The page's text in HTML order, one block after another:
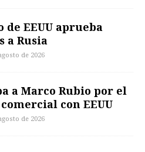
de EEUU aprueba
a Rusia
de 2026
a Marco Rubio por el
con EEUU
de 2026